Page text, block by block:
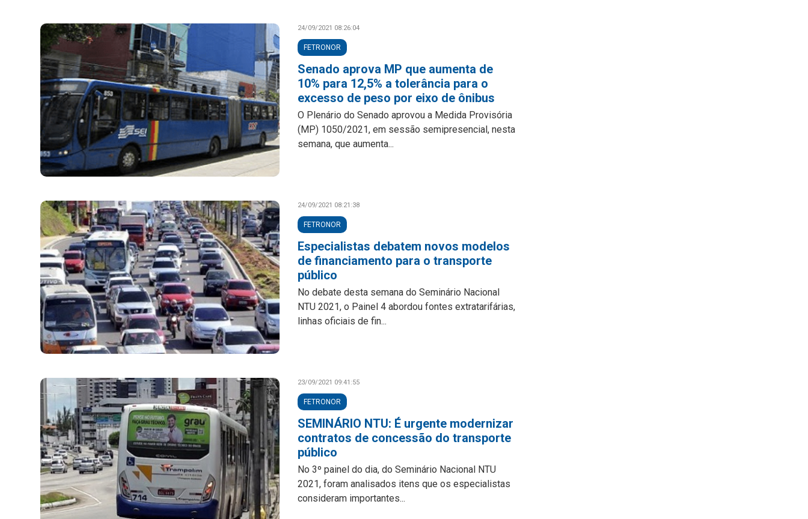
24/09/2021 08:26:04
FETRONOR
Senado aprova MP que aumenta de
10% para 12,5% a tolerância para o
excesso de peso por eixo de ônibus
O Plenário do Senado aprovou a Medida Provisória
(MP) 1050/2021, em sessão semipresencial, nesta
semana, que aumenta...
24/09/2021 08:21:38
FETRONOR
Especialistas debatem novos modelos
de financiamento para o transporte
público
No debate desta semana do Seminário Nacional
NTU 2021, o Painel 4 abordou fontes extratarifárias,
linhas oficiais de fin...
23/09/2021 09:41:55
FETRONOR
SEMINÁRIO NTU: É urgente modernizar
contratos de concessão do transporte
público
No 3º painel do dia, do Seminário Nacional NTU
2021, foram analisados itens que os especialistas
consideram importantes...